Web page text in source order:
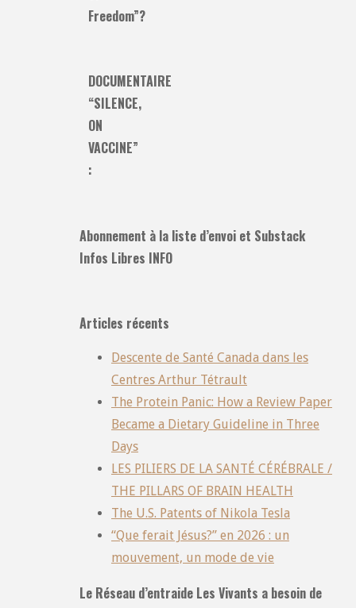
Freedom”?
DOCUMENTAIRE
“SILENCE,
ON
VACCINE”
:
Abonnement à la liste d’envoi et Substack
Infos Libres INFO
Articles récents
Descente de Santé Canada dans les
Centres Arthur Tétrault
The Protein Panic: How a Review Paper
Became a Dietary Guideline in Three
Days
LES PILIERS DE LA SANTÉ CÉRÉBRALE /
THE PILLARS OF BRAIN HEALTH
The U.S. Patents of Nikola Tesla
“Que ferait Jésus?” en 2026 : un
mouvement, un mode de vie
Le Réseau d’entraide Les Vivants a besoin de